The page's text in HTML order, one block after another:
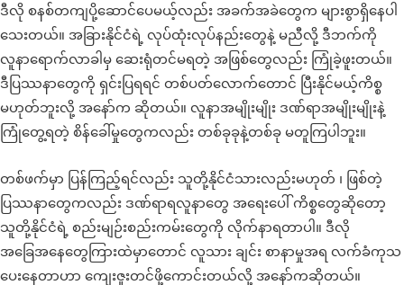
ဒီလို စနစ်တကျပို့ဆောင်ပေမယ့်လည်း အခက်အခဲတွေက များစွာရှိနေပါ
သေးတယ်။ အခြားနိုင်ငံရဲ့ လုပ်ထုံးလုပ်နည်းတွေနဲ့ မညီလို့ ဒီဘက်ကို
လူနာရောက်လာခါမှ ဆေးရုံတင်မရတဲ့ အဖြစ်တွေလည်း ကြုံခဲ့ဖူးတယ်။
ဒီပြဿနာတွေကို ရှင်းပြရရင် တစ်ပတ်လောက်တောင် ပြီးနိုင်မယ့်ကိစ္စ
မဟုတ်ဘူးလို့ အနော်က ဆိုတယ်။ လူနာအမျိုးမျိုး ဒဏ်ရာအမျိုးမျိုးနဲ့
ကြုံတွေ့ရတဲ့ စိန်ခေါ်မှုတွေကလည်း တစ်ခုခုနဲ့တစ်ခု မတူကြပါဘူး။
တစ်ဖက်မှာ ပြန်ကြည့်ရင်လည်း သူတို့နိုင်ငံသားလည်းမဟုတ် ၊ ဖြစ်တဲ့
ပြဿနာတွေကလည်း ဒဏ်ရာရလူနာတွေ အရေးပေါ် ကိစ္စတွေဆိုတော့
သူတို့နိုင်ငံရဲ့ စည်းမျဉ်းစည်းကမ်းတွေကို လိုက်နာရတာပါ။ ဒီလို
အခြေအနေတွေကြားထဲမှာတောင် လူသား ချင်း စာနာမှုအရ လက်ခံကုသ
ပေးနေတာဟာ ကျေးဇူးတင်ဖို့ကောင်းတယ်လို့ အနော်ကဆိုတယ်။